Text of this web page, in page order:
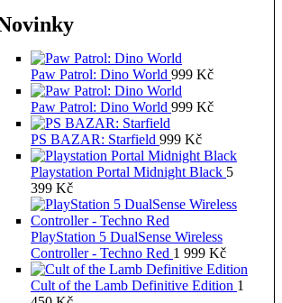
Paw Patrol: Dino World 999 Kč
Paw Patrol: Dino World 999 Kč
PS BAZAR: Starfield 999 Kč
Playstation Portal Midnight Black 5
399 Kč
PlayStation 5 DualSense Wireless
Controller - Techno Red 1 999 Kč
Cult of the Lamb Definitive Edition 1